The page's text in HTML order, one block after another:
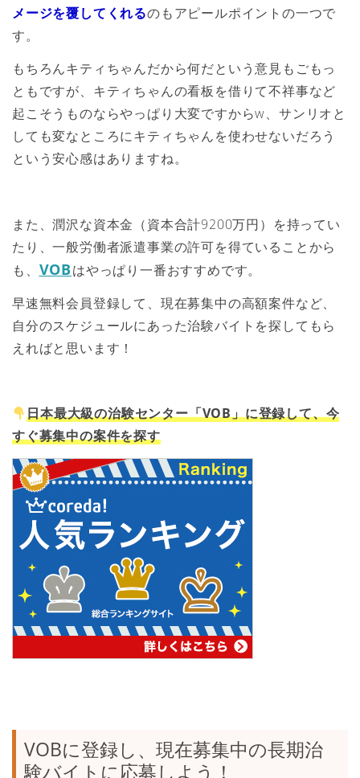
メージを覆してくれるのもアピールポイントの一つで
す。
もちろんキティちゃんだから何だという意見もごもっ
ともですが、キティちゃんの看板を借りて不祥事など
起こそうものならやっぱり大変ですからw、サンリオと
しても変なところにキティちゃんを使わせないだろう
という安心感はありますね。
また、潤沢な資本金（資本合計9200万円）を持ってい
たり、一般労働者派遣事業の許可を得ていることから
も、 VOBはやっぱり一番おすすめです。
早速無料会員登録して、現在募集中の高額案件など、
自分のスケジュールにあった治験バイトを探してもら
えればと思います！
日本最大級の治験センター「VOB」に登録して、今
すぐ募集中の案件を探す
VOBに登録し、現在募集中の長期治
験バイトに応募しよう！